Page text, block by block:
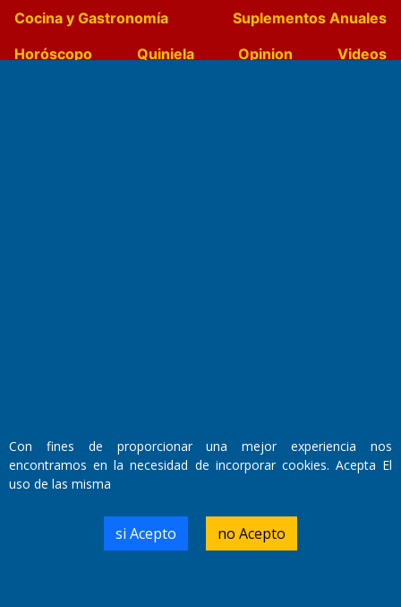
Cocina y Gastronomía
Suplementos Anuales
Horóscopo
Quiniela Opinion
Videos
Primera edición: Domingo 3 de Mayo de 1992
Miembro de ADIRA,ADEPA y CPPAL
Propietario: El Diario SRL
Walter René Goñi
Con fines de proporcionar una mejor experiencia nos
encontramos en la necesidad de incorporar cookies. Acepta El
uso de las misma
si Acepto no Acepto